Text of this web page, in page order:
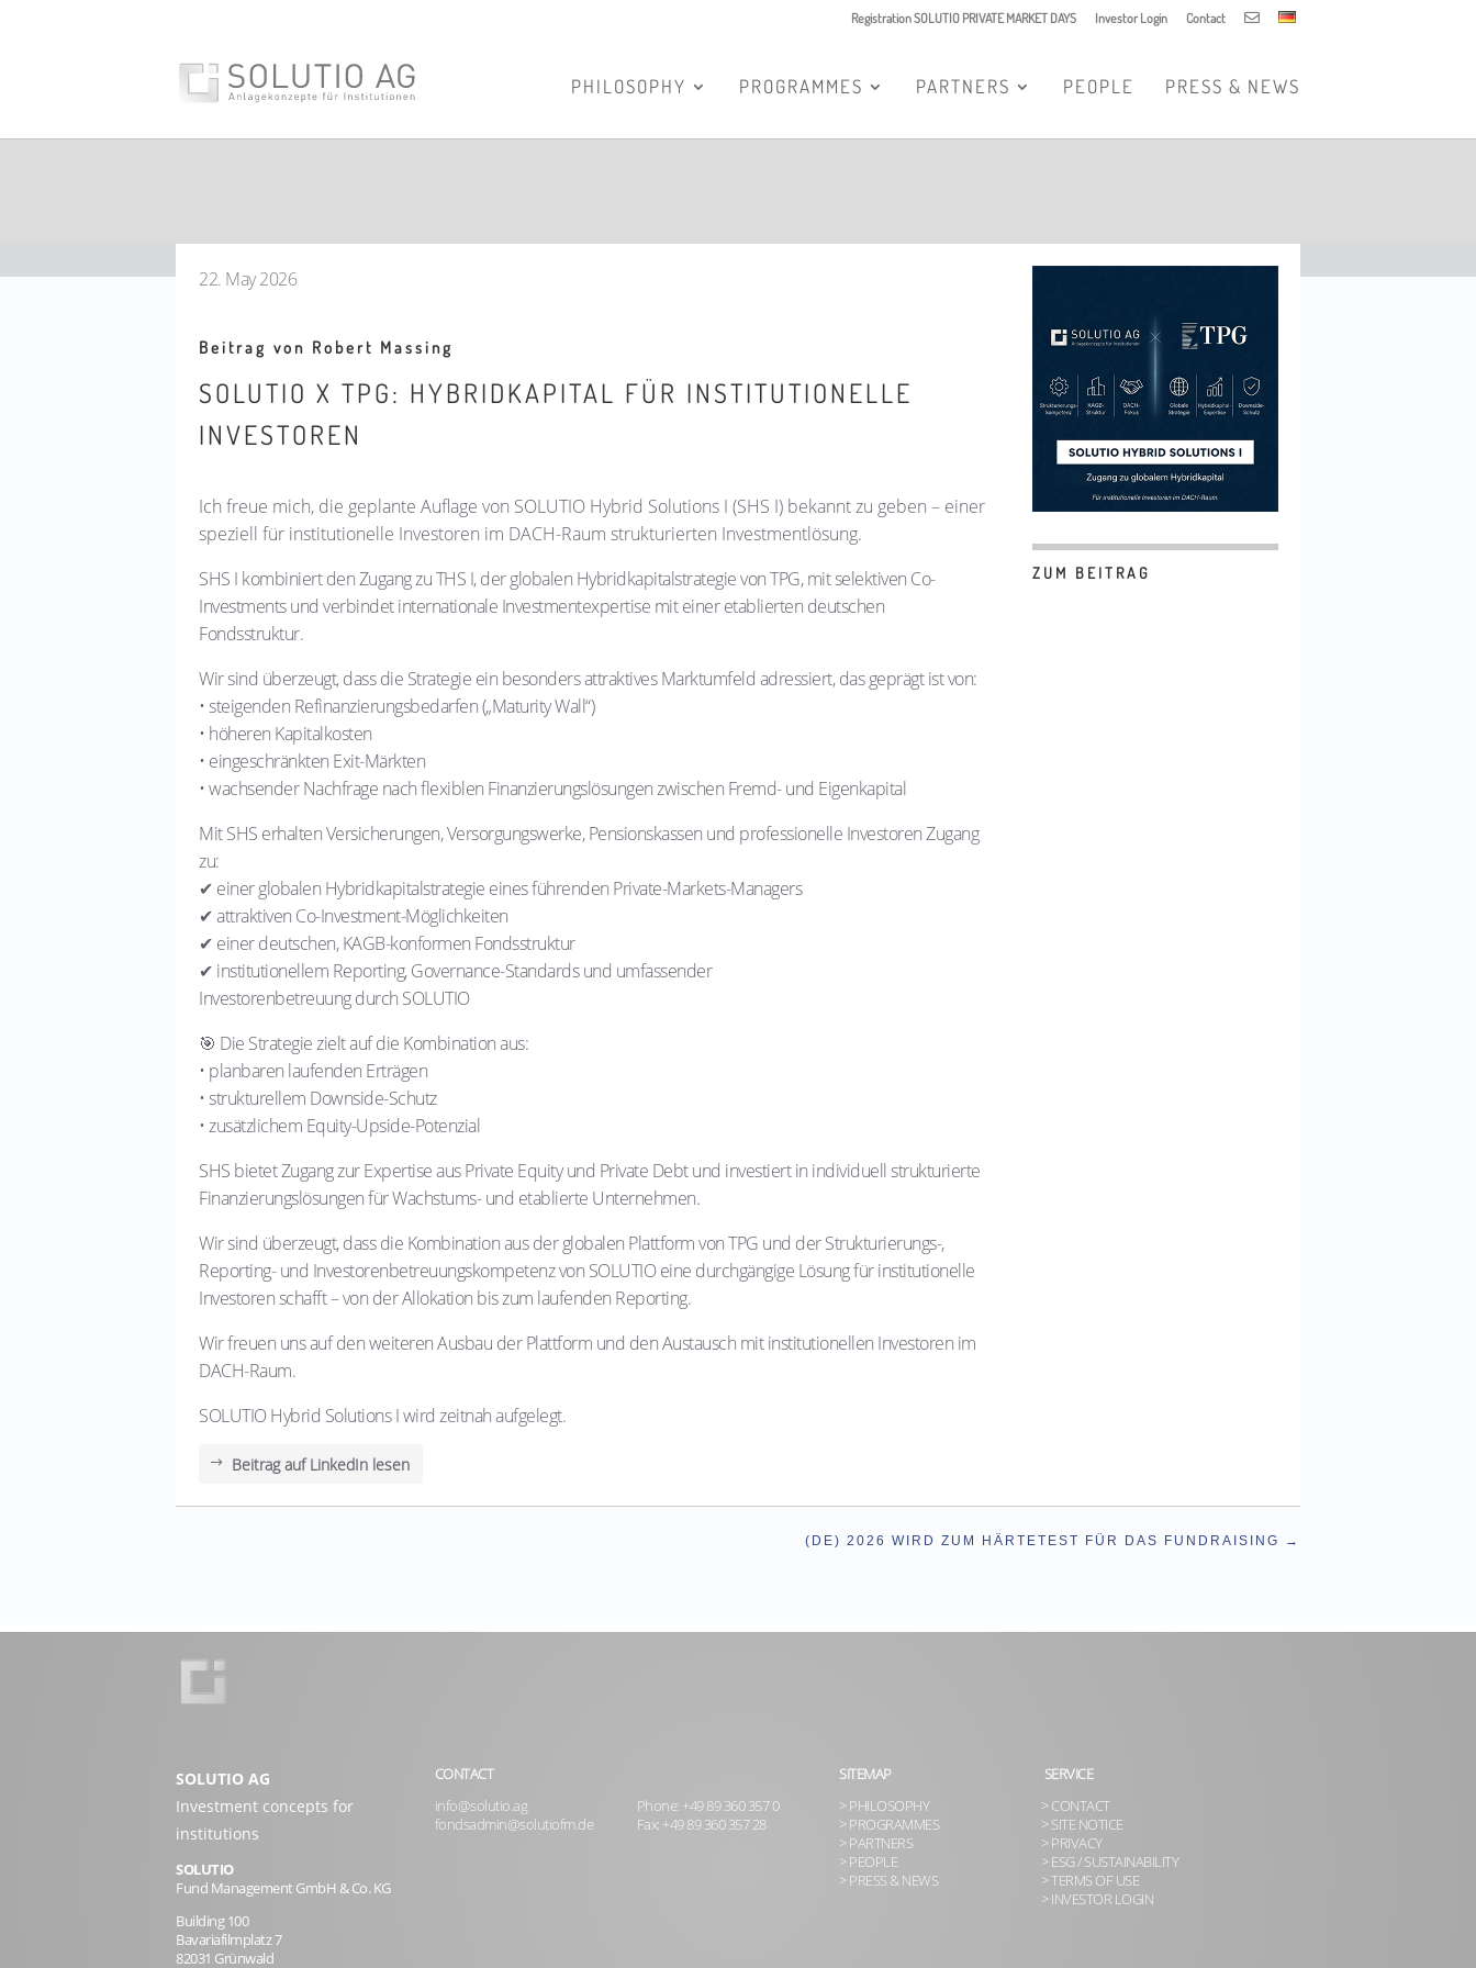
Registration SOLUTIO PRIVATE MARKET DAYS Investor Login Contact
PHILOSOPHY PROGRAMMES PARTNERS PEOPLE PRESS & NEWS
22. May 2026
Beitrag von Robert Massing
SOLUTIO X TPG: HYBRIDKAPITAL FÜR INSTITUTIONELLE
INVESTOREN
Ich freue mich, die geplante Auflage von SOLUTIO Hybrid Solutions I (SHS I) bekannt zu geben – einer
speziell für institutionelle Investoren im DACH-Raum strukturierten Investmentlösung.
SHS I kombiniert den Zugang zu THS I, der globalen Hybridkapitalstrategie von TPG, mit selektiven Co-
Investments und verbindet internationale Investmentexpertise mit einer etablierten deutschen
Fondsstruktur.
Wir sind überzeugt, dass die Strategie ein besonders attraktives Marktumfeld adressiert, das geprägt ist von:
• steigenden Refinanzierungsbedarfen („Maturity Wall“)
• höheren Kapitalkosten
• eingeschränkten Exit-Märkten
• wachsender Nachfrage nach flexiblen Finanzierungslösungen zwischen Fremd- und Eigenkapital
Mit SHS erhalten Versicherungen, Versorgungswerke, Pensionskassen und professionelle Investoren Zugang
zu:
✔ einer globalen Hybridkapitalstrategie eines führenden Private-Markets-Managers
✔ attraktiven Co-Investment-Möglichkeiten
✔ einer deutschen, KAGB-konformen Fondsstruktur
✔ institutionellem Reporting, Governance-Standards und umfassender
Investorenbetreuung durch SOLUTIO
🎯 Die Strategie zielt auf die Kombination aus:
• planbaren laufenden Erträgen
• strukturellem Downside-Schutz
• zusätzlichem Equity-Upside-Potenzial
SHS bietet Zugang zur Expertise aus Private Equity und Private Debt und investiert in individuell strukturierte
Finanzierungslösungen für Wachstums- und etablierte Unternehmen.
Wir sind überzeugt, dass die Kombination aus der globalen Plattform von TPG und der Strukturierungs-,
Reporting- und Investorenbetreuungskompetenz von SOLUTIO eine durchgängige Lösung für institutionelle
Investoren schafft – von der Allokation bis zum laufenden Reporting.
Wir freuen uns auf den weiteren Ausbau der Plattform und den Austausch mit institutionellen Investoren im
DACH-Raum.
SOLUTIO Hybrid Solutions I wird zeitnah aufgelegt.
Beitrag auf LinkedIn lesen
ZUM BEITRAG
(DE) 2026 WIRD ZUM HÄRTETEST FÜR DAS FUNDRAISING
SOLUTIO AG
Investment concepts for
institutions
SOLUTIO
Fund Management GmbH & Co. KG
Building 100
Bavariafilmplatz 7
82031 Grünwald
CONTACT
info@solutio.ag
fondsadmin@solutiofm.de
Phone: +49 89 360 357 0
Fax: +49 89 360 357 28
SITEMAP
> PHILOSOPHY
> PROGRAMMES
> PARTNERS
> PEOPLE
> PRESS & NEWS
SERVICE
> CONTACT
> SITE NOTICE
> PRIVACY
> ESG / SUSTAINABILITY
> TERMS OF USE
> INVESTOR LOGIN